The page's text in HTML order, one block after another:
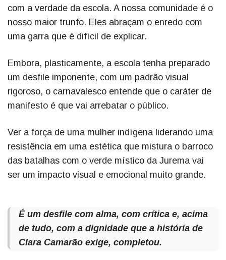
com a verdade da escola. A nossa comunidade é o
nosso maior trunfo. Eles abraçam o enredo com
uma garra que é difícil de explicar.
Embora, plasticamente, a escola tenha preparado
um desfile imponente, com um padrão visual
rigoroso, o carnavalesco entende que o caráter de
manifesto é que vai arrebatar o público.
Ver a força de uma mulher indígena liderando uma
resistência em uma estética que mistura o barroco
das batalhas com o verde místico da Jurema vai
ser um impacto visual e emocional muito grande.
É um desfile com alma, com crítica e, acima
de tudo, com a dignidade que a história de
Clara Camarão exige, completou.